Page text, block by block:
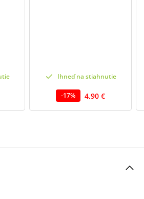
Ihneď na stiahnutie
-17% 4,90 €